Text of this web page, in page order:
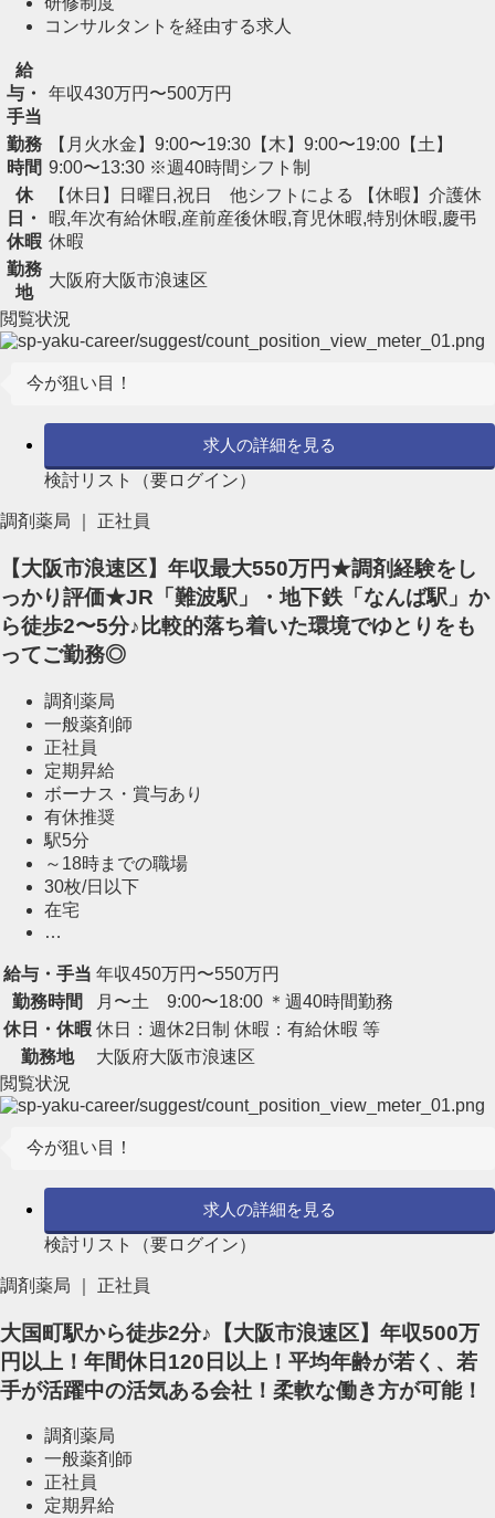
コンサルタントを経由する求人
給
与・
手当
年収430万円〜500万円
勤務
時間
【月火水金】9:00〜19:30【木】9:00〜19:00【土】
9:00〜13:30 ※週40時間シフト制
休
日・
休暇
【休日】日曜日,祝日 他シフトによる 【休暇】介護休
暇,年次有給休暇,産前産後休暇,育児休暇,特別休暇,慶弔
休暇
勤務
地
大阪府大阪市浪速区
閲覧状況
今が狙い目！
求人の詳細を見る
検討リスト（要ログイン）
調剤薬局 ｜ 正社員
【大阪市浪速区】年収最大550万円★調剤経験をし
っかり評価★JR「難波駅」・地下鉄「なんば駅」か
ら徒歩2〜5分♪比較的落ち着いた環境でゆとりをも
ってご勤務◎
調剤薬局
一般薬剤師
正社員
定期昇給
ボーナス・賞与あり
有休推奨
駅5分
～18時までの職場
30枚/日以下
在宅
…
給与・手当 年収450万円〜550万円
勤務時間
月〜土 9:00〜18:00 ＊週40時間勤務
休日・休暇 休日：週休2日制 休暇：有給休暇 等
勤務地
大阪府大阪市浪速区
閲覧状況
今が狙い目！
求人の詳細を見る
検討リスト（要ログイン）
調剤薬局 ｜ 正社員
大国町駅から徒歩2分♪【大阪市浪速区】年収500万
円以上！年間休日120日以上！平均年齢が若く、若
手が活躍中の活気ある会社！柔軟な働き方が可能！
調剤薬局
一般薬剤師
正社員
定期昇給